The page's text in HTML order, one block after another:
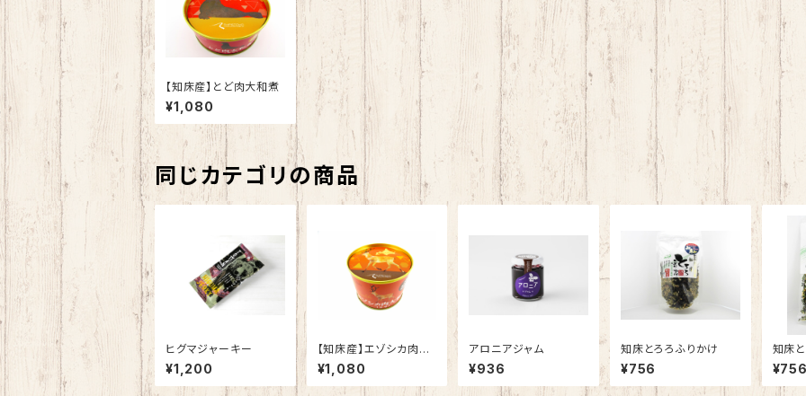
【知床産】とど肉大和煮
¥1,080
同じカテゴリの商品
ヒグマジャーキー
¥1,200
【知床産】エゾシカ肉大
和煮
¥1,080
アロニアジャム
¥936
知床とろろふりかけ
¥756
知床